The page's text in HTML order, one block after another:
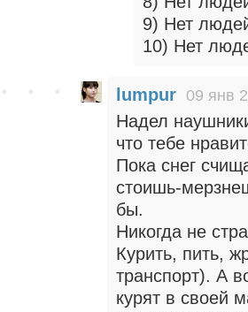
9) Нет
10) Нет
lumpur 09 янв
Надел
что тебе
Пока снег
стоишь-
бы.
Никогда не
Курить, пить,
транспорт). А
курят в своей